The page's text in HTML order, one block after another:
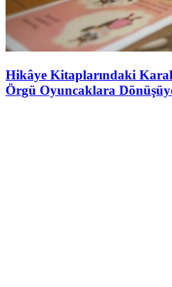
Hikâye Kitaplarındaki
Örgü Oyuncaklara